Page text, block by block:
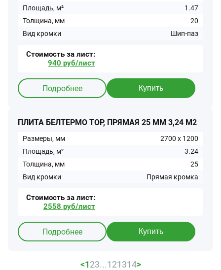
Площадь, м²
1.47
Толщина, мм
20
Вид кромки
Шип-паз
Стоимость за лист:
940 руб/лист
Подробнее Купить
ПЛИТА БЕЛТЕРМО TOP, ПРЯМАЯ 25 ММ 3,24 М2
Размеры, мм 2700 x 1200
Площадь, м²
3.24
Толщина, мм
25
Вид кромки
Прямая кромка
Стоимость за лист:
2558 руб/лист
Подробнее Купить
<123...121314>